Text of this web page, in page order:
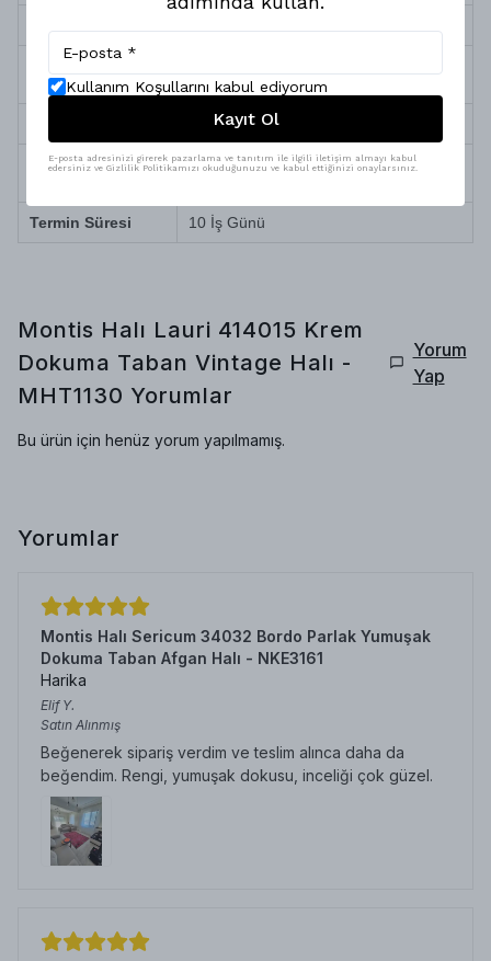
Robot Süpürge
Uyumu
Tam Uyumlu
Silinerek kolay temizlenir
Üretim Özelliği
Doğa dostu iplik, yüksek teknolojili özel
Termin Süresi 10 İş Günü
Montis Halı Lauri 414015 Krem
Dokuma Taban Vintage Halı -
MHT1130 Yorumlar
Yorum
Yap
Bu ürün için henüz yorum yapılmamış.
Yorumlar
Montis Halı Sericum 34032 Bordo Parlak Yumuşak
Dokuma Taban Afgan Halı - NKE3161
Harika
Elif Y.
Satın Alınmış
Beğenerek sipariş verdim ve teslim alınca daha da
beğendim. Rengi, yumuşak dokusu, inceliği çok güzel.
Kullanım Koşullarını kabul ediyorum
Kayıt Ol
E-posta adresinizi girerek pazarlama ve tanıtım ile ilgili iletişim almayı kabul
edersiniz ve Gizlilik Politikamızı okuduğunuzu ve kabul ettiğinizi onaylarsınız.